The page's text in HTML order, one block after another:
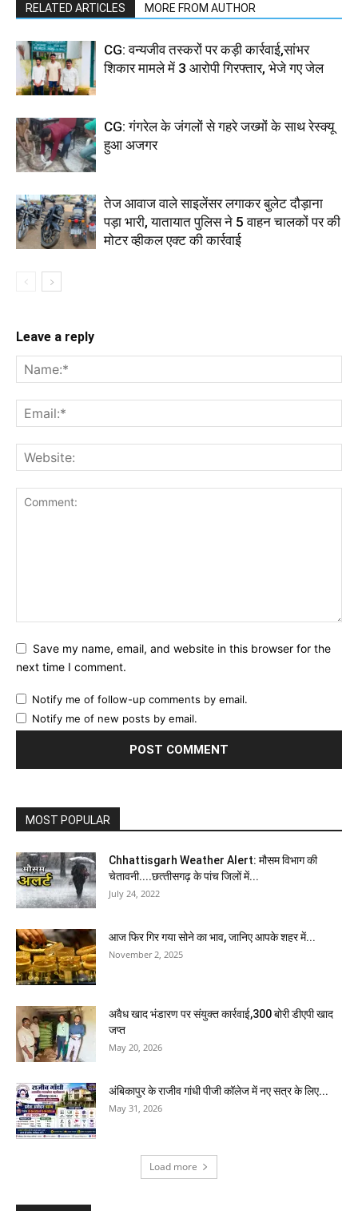
RELATED ARTICLES MORE FROM AUTHOR
CG: वन्यजीव तस्करों पर कड़ी कार्रवाई,सांभर
शिकार मामले में 3 आरोपी गिरफ्तार, भेजे गए जेल
CG: गंगरेल के जंगलों से गहरे जख्मों के साथ रेस्क्यू
हुआ अजगर
तेज आवाज वाले साइलेंसर लगाकर बुलेट दौड़ाना
पड़ा भारी, यातायात पुलिस ने 5 वाहन चालकों पर की
मोटर व्हीकल एक्ट की कार्रवाई
Leave a reply
Save my name, email, and website in this browser for the
next time I comment.
Notify me of follow-up comments by email.
Notify me of new posts by email.
MOST POPULAR
Chhattisgarh Weather Alert: मौसम विभाग की
चेतावनी....छत्‍तीसगढ़ के पांच जिलों में...
July 24, 2022
आज फिर गिर गया सोने का भाव, जानिए आपके शहर में...
November 2, 2025
अवैध खाद भंडारण पर संयुक्त कार्रवाई,300 बोरी डीएपी खाद
जप्त
May 20, 2026
अंबिकापुर के राजीव गांधी पीजी कॉलेज में नए सत्र के लिए...
May 31, 2026
Load more